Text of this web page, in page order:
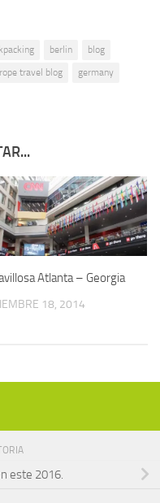
berlin
blog
travel blog
germany
Atlanta – Georgia
18, 2014
este 2016.